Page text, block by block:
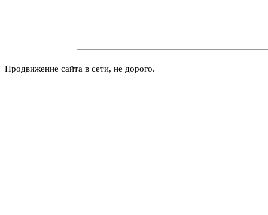
Продвижение сайта в сети, не дорого.